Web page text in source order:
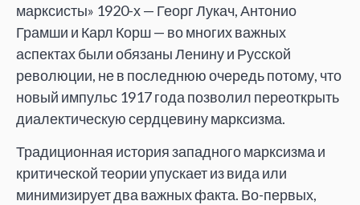
марксисты» 1920-х — Георг Лукач, Антонио
Грамши и Карл Корш — во многих важных
аспектах были обязаны Ленину и Русской
революции, не в последнюю очередь потому, что
новый импульс 1917 года позволил переоткрыть
диалектическую сердцевину марксизма.
Традиционная история западного марксизма и
критической теории упускает из вида или
минимизирует два важных факта. Во-первых,